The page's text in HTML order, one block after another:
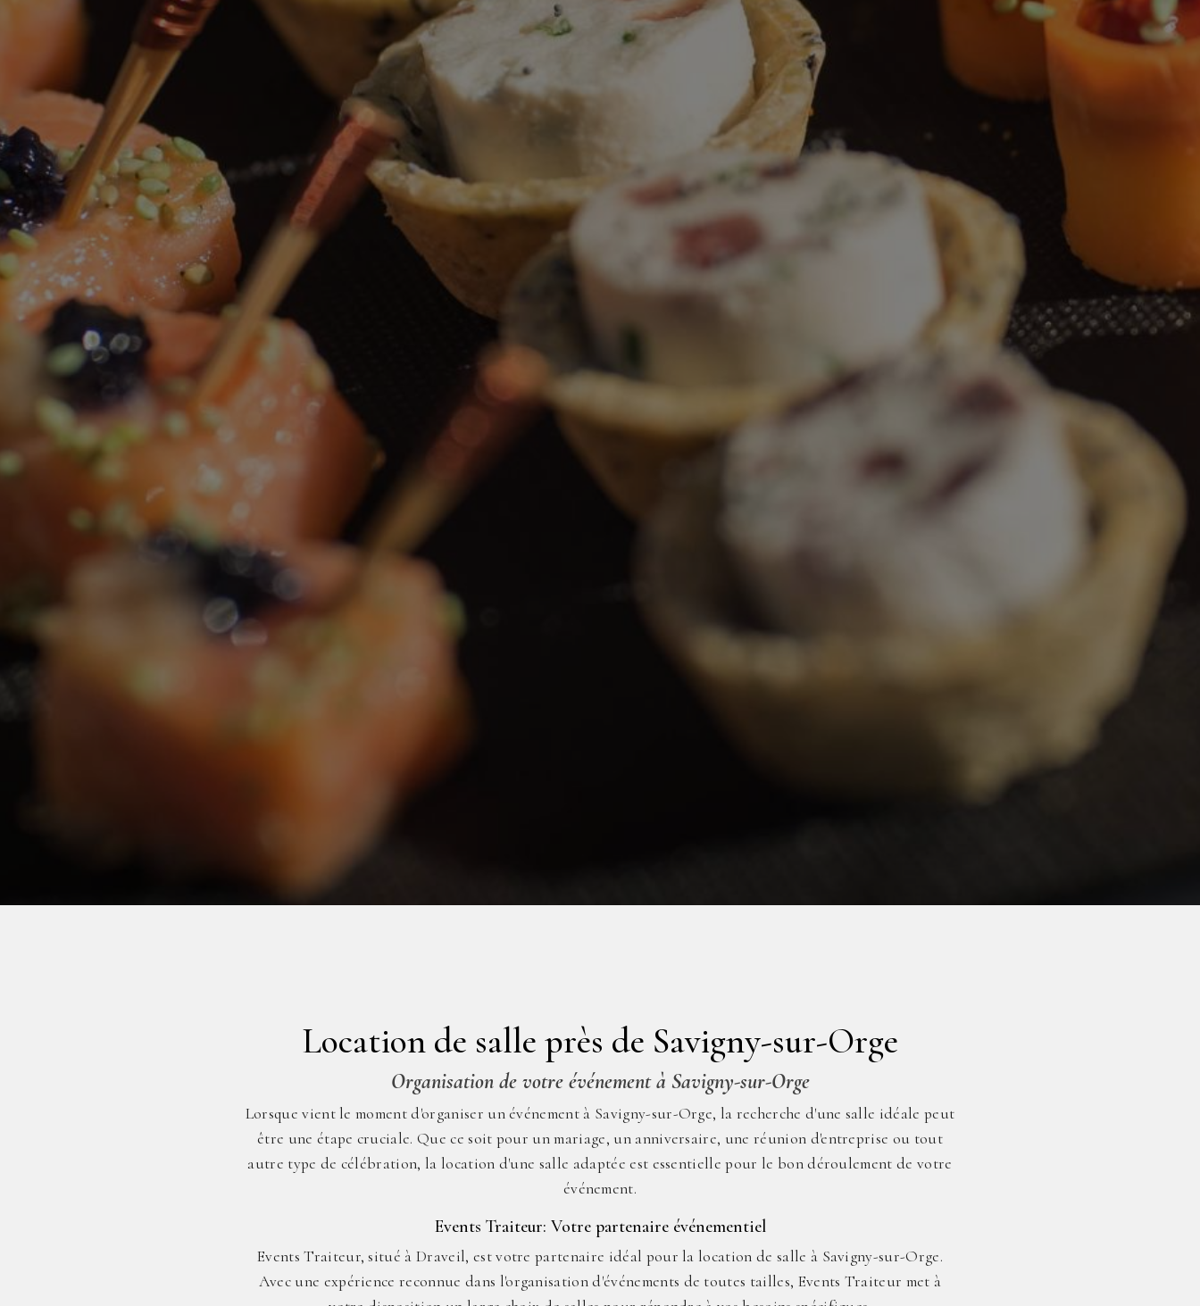
Location de salle près de Savigny-sur-Orge
Organisation de votre événement à Savigny-sur-Orge
Lorsque vient le moment d'organiser un événement à Savigny-sur-Orge, la recherche d'une salle idéale peut
être une étape cruciale. Que ce soit pour un mariage, un anniversaire, une réunion d'entreprise ou tout
autre type de célébration, la location d'une salle adaptée est essentielle pour le bon déroulement de votre
événement.
Events Traiteur: Votre partenaire événementiel
Events Traiteur, situé à Draveil, est votre partenaire idéal pour la location de salle à Savigny-sur-Orge.
Avec une expérience reconnue dans l'organisation d'événements de toutes tailles, Events Traiteur met à